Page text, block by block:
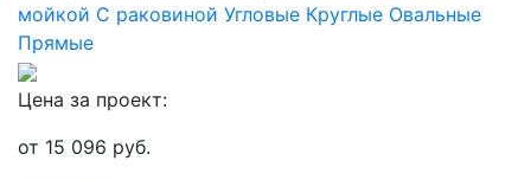
мойкой С раковиной Угловые Круглые Овальные
Прямые
Цена за проект:
от 15 096 руб.